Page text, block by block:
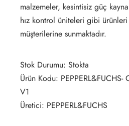
malzemeler, kesintisiz güç
hız kontrol üniteleri gibi ürünleri
müşterilerine sunmaktadır.
Stok Durumu: Stokta
Ürün Kodu: PEPPERL&FUCHS-
V1
Üretici: PEPPERL&FUCHS